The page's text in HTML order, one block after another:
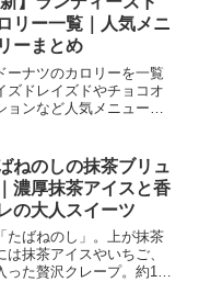
リー一覧｜人気メニ
ーまとめ
ーナツのカロリーを一覧
ズドレイズドやチョコオ
ョンなど人気メニューの
ねのしの抹茶ブリュ
濃厚抹茶アイスと香
の大人スイーツ
たばねのし」。上が抹茶
は抹茶アイスやいちご、
った贅沢クレープ。約15